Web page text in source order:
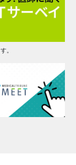
。